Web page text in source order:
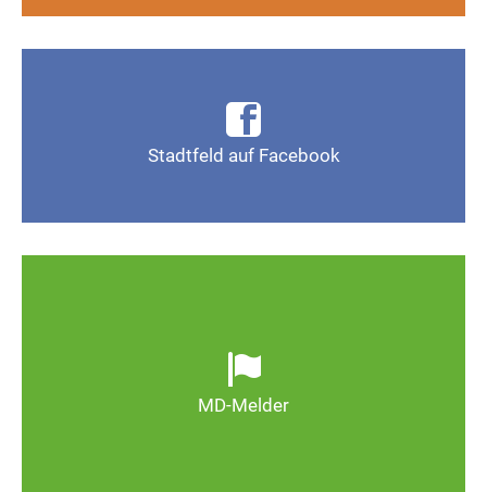
Stadtfeld auf Facebook
Seite Magdeburg-Stadtfeld
MD-Melder
wild entsorgter Müll. Melden Sie Mängel, damit
Magdeburg schöner und lebenswerter wird.